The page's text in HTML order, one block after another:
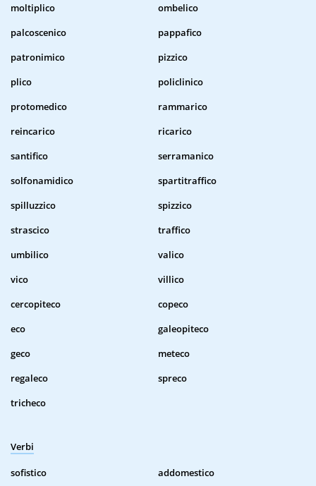
moltiplico
ombelico
palcoscenico
pappafico
patronimico
pizzico
plico
policlinico
protomedico
rammarico
reincarico
ricarico
santifico
serramanico
solfonamidico
spartitraffico
spilluzzico
spizzico
strascico
traffico
umbilico
valico
vico
villico
cercopiteco
copeco
eco
galeopiteco
geco
meteco
regaleco
spreco
tricheco
Verbi
sofistico
addomestico